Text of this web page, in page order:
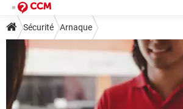
Sécurité Arnaque